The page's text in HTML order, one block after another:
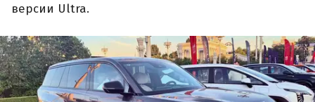
версии Ultra.